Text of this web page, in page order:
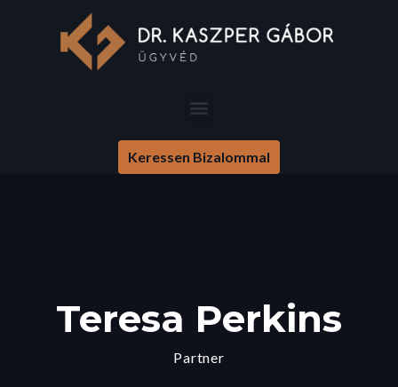
Keressen Bizalommal
Teresa Perkins
Partner